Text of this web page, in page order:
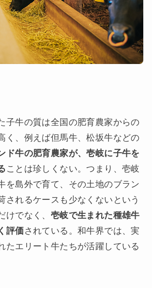
子牛の質は全国の肥育農家からの
く、例えば但馬牛、松坂牛などの
ド牛の肥育農家が、壱岐に子牛を
ことは珍しくない。つまり、壱岐
を島外で育て、その土地のブラン
されるケースも少なくないという
けでなく、 壱岐で生まれた種雄牛
評価されている。和牛界では、実
たエリート牛たちが活躍している